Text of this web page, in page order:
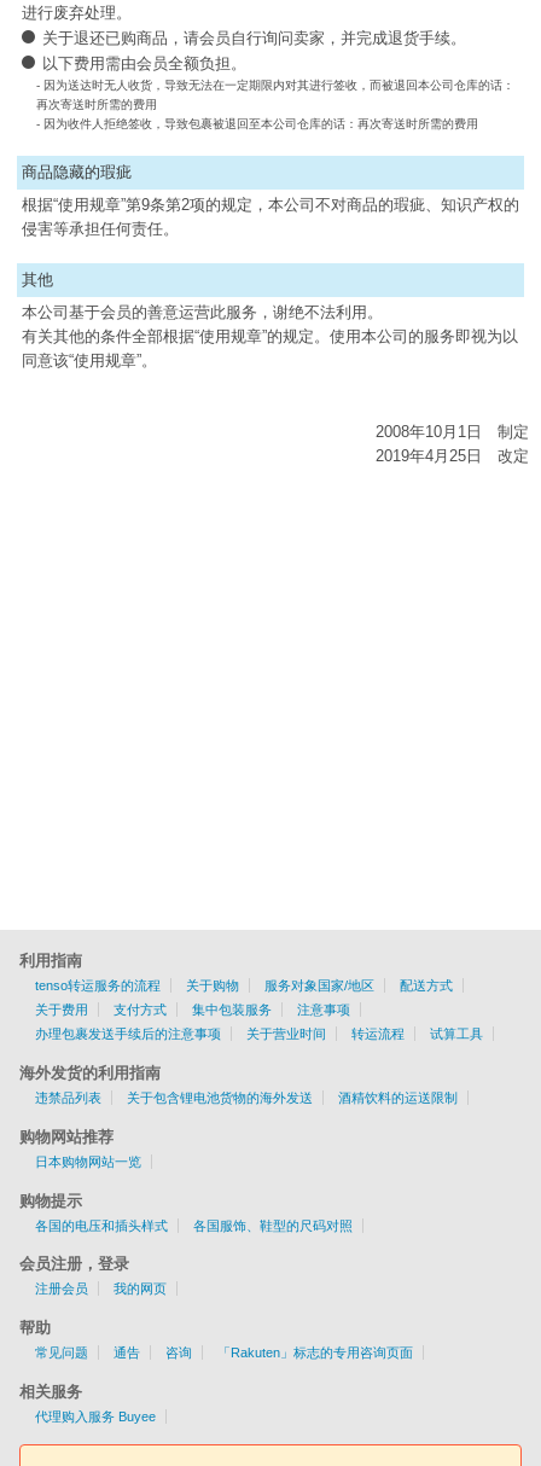
进行废弃处理。
关于退还已购商品，请会员自行询问卖家，并完成退货手续。
以下费用需由会员全额负担。
- 因为送达时无人收货，导致无法在一定期限内对其进行签收，而被退回本公司仓库的话：
再次寄送时所需的费用
- 因为收件人拒绝签收，导致包裹被退回至本公司仓库的话：再次寄送时所需的费用
商品隐藏的瑕疵
根据“使用规章”第9条第2项的规定，本公司不对商品的瑕疵、知识产权的
侵害等承担任何责任。
其他
本公司基于会员的善意运营此服务，谢绝不法利用。
有关其他的条件全部根据“使用规章”的规定。使用本公司的服务即视为以
同意该“使用规章”。
2008年10月1日 制定
2019年4月25日 改定
利用指南
tenso转运服务的流程 关于购物 服务对象国家/地区
配送方式
关于费用
支付方式 集中包装服务
注意事项
办理包裹发送手续后的注意事项
关于营业时间 转运流程 试算工具
海外发货的利用指南
违禁品列表 关于包含锂电池货物的海外发送 酒精饮料的运送限制
购物网站推荐
日本购物网站一览
购物提示
各国的电压和插头样式 各国服饰、鞋型的尺码对照
会员注册，登录
注册会员 我的网页
帮助
常见问题 通告 咨询 「Rakuten」标志的专用咨询页面
相关服务
代理购入服务 Buyee